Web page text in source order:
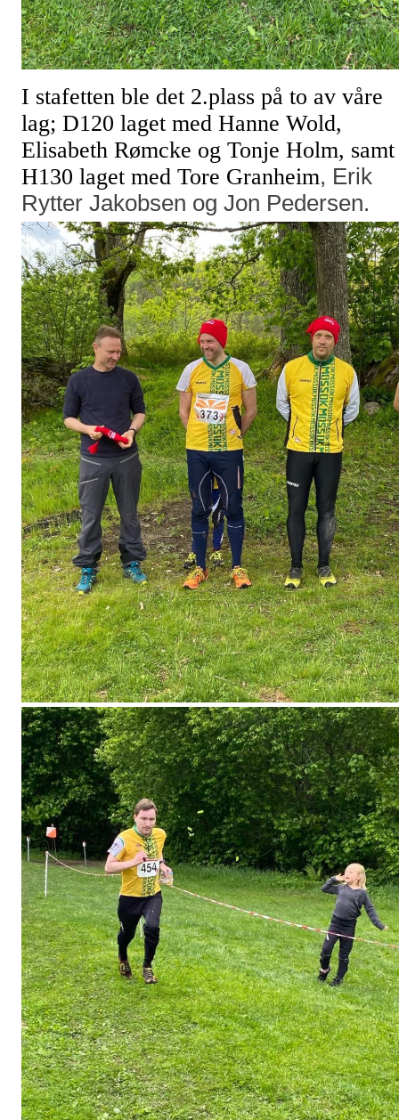
I stafetten ble det 2.plass på to av våre
lag; D120 laget med Hanne Wold,
Elisabeth Rømcke og Tonje Holm, samt
H130 laget med Tore Granheim, Erik
Rytter Jakobsen og Jon Pedersen.